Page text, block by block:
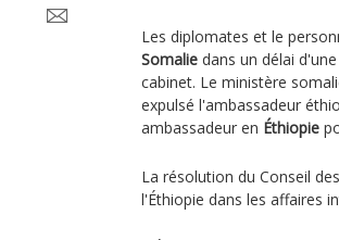
Les diplomates et le
Somalie dans un délai
cabinet. Le ministère
expulsé l'ambassadeur
ambassadeur en Éthiopie
La résolution du Conseil
l'Éthiopie dans les affaires